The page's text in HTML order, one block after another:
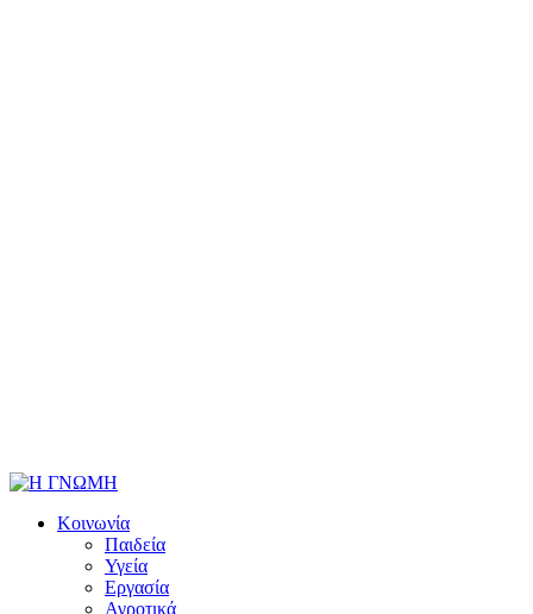
Κοινωνία
Παιδεία
Υγεία
Εργασία
Αγροτικά